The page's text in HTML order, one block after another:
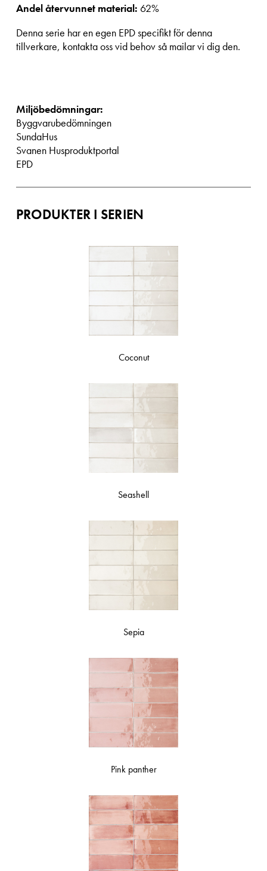
Andel återvunnet material: 62%
Denna serie har en egen EPD specifikt för denna
tillverkare, kontakta oss vid behov så mailar vi dig den.
Miljöbedömningar:
Byggvarubedömningen
SundaHus
Svanen Husproduktportal
EPD
PRODUKTER I SERIEN
Coconut
Seashell
Sepia
Pink panther